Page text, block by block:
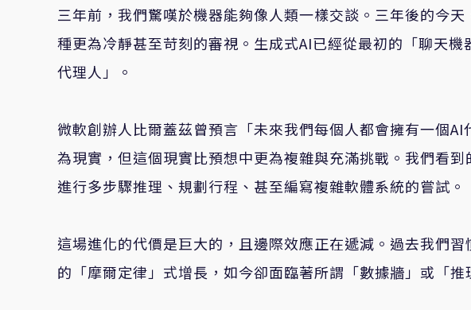
三年前，我們驚嘆於機器能夠像人類一樣交談。三年後的今
種更為冷靜甚至苛刻的審視。生成式AI已經從最初的「聊天
代理人」。
微軟創辦人比爾蓋茲曾預言「未來我們每個人都會擁有一個
為現實，但這個現實比預想中更為複雜與充滿挑戰。我們看
進行多步驟推理、規劃行程、甚至編寫複雜軟體系統的嘗試。
這場進化的代價是巨大的，且邊際效應正在遞減。過去我們
的「摩爾定律」式增長，如今卻面臨著所謂「數據牆」或「推